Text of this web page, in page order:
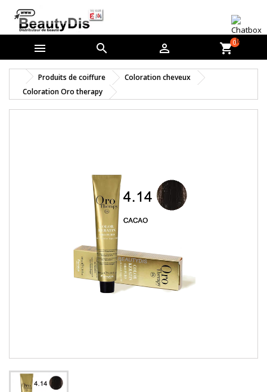
   shopping_cart0
Produits de coiffure
Coloration cheveux
Coloration Oro therapy